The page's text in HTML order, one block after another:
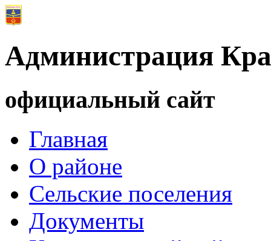
Администрация
официальный сайт
Главная
О районе
Сельские поселения
Документы